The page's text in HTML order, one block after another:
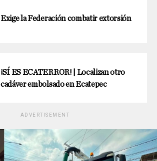
Exige la Federación combatir extorsión
¡SÍ ES ECATERROR! | Localizan otro
cadáver embolsado en Ecatepec
ADVERTISEMENT